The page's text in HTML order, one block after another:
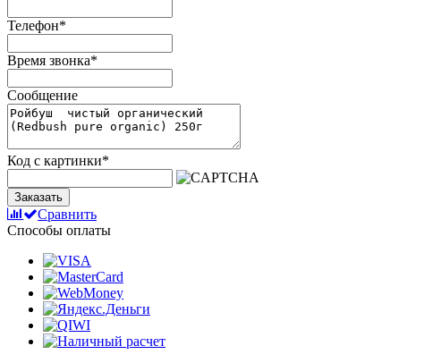
Телефон*
Время звонка*
Сообщение
Код с картинки*
Заказать
Сравнить
Способы оплаты